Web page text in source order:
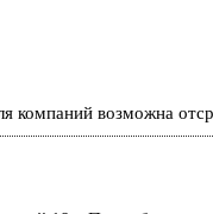
компаний возможна